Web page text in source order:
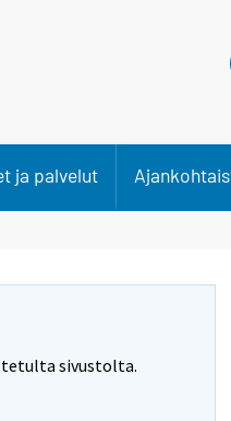
ja palvelut
sivustolta.